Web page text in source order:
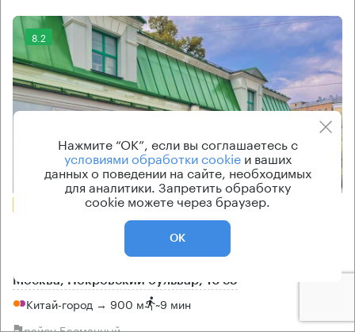
8.2
Еще фото
БЕЗ КОМИССИИ
Покровский 16 с5
Москва, Покровский бульвар, 16 с5
Китай-город → 900 м ~9 мин
Нажмите “ОК”, если вы соглашаетесь с
условиями обработки cookieи ваших
данных о поведении на сайте, необходимых
для аналитики. Запретить обработку
cookie можете через браузер.
ОК